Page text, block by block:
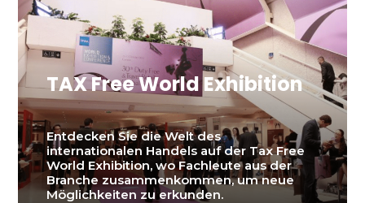
TAX Free World Exhibition
Entdecken Sie die Welt des
internationalen Handels auf der Tax Free
World Exhibition, wo Fachleute aus der
Branche zusammenkommen, um neue
Möglichkeiten zu erkunden.